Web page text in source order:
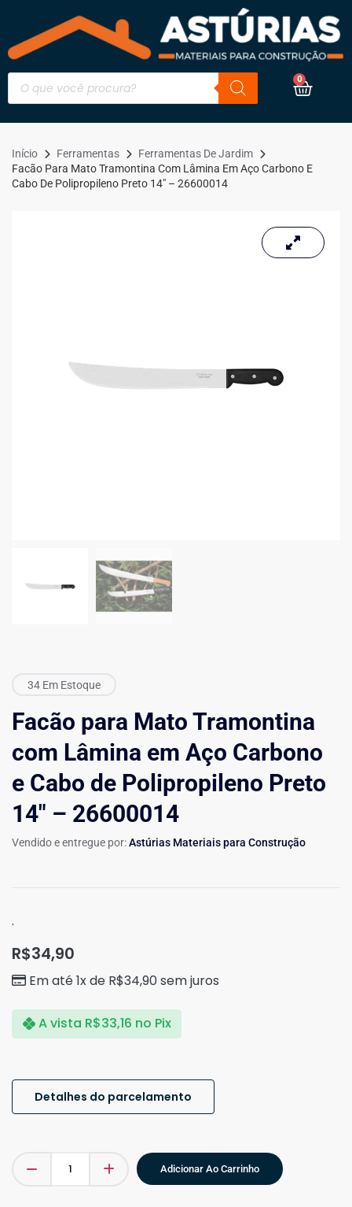
0
Início Ferramentas
Ferramentas De Jardim
Facão Para Mato Tramontina Com Lâmina Em Aço Carbono E
Cabo De Polipropileno Preto 14″ – 26600014
34 Em Estoque
Facão para Mato Tramontina
com Lâmina em Aço Carbono
e Cabo de Polipropileno Preto
14″ – 26600014
Vendido e entregue por:Astúrias Materiais para Construção
.
R$34,90
Em até 1x de R$34,90sem juros
A vista R$33,16 no Pix
Detalhes do parcelamento
Adicionar Ao Carrinho